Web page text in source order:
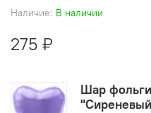
Наличие: В наличии
275 ₽
Шар